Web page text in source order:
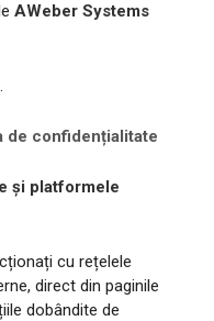
AWeber Systems
de confidențialitate
și platformele
cu rețelele
direct din paginile
dobândite de